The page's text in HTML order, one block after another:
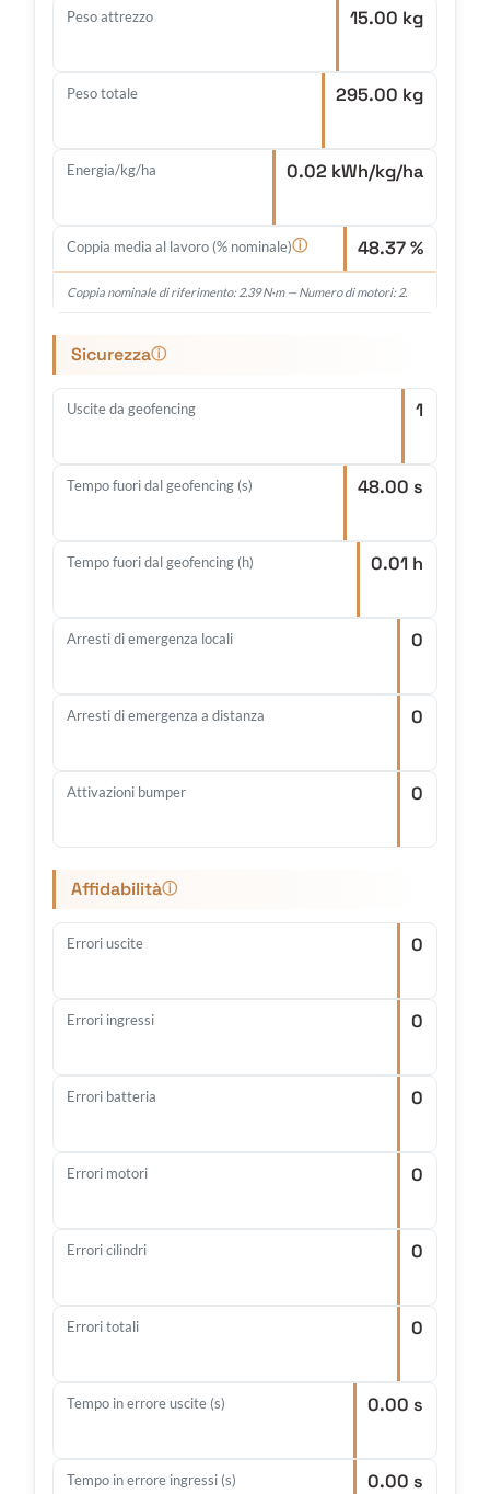
Peso attrezzo 15.00 kg
Peso totale 295.00 kg
Energia/kg/ha 0.02 kWh/kg/ha
Coppia media al lavoro (% nominale)ⓘ 48.37 %
Coppia nominale di riferimento: 2.39 N·m — Numero di motori: 2.
Sicurezzaⓘ
Uscite da geofencing 1
Tempo fuori dal geofencing (s) 48.00 s
Tempo fuori dal geofencing (h) 0.01 h
Arresti di emergenza locali 0
Arresti di emergenza a distanza 0
Attivazioni bumper 0
Affidabilitàⓘ
Errori uscite 0
Errori ingressi 0
Errori batteria 0
Errori motori 0
Errori cilindri 0
Errori totali 0
Tempo in errore uscite (s) 0.00 s
Tempo in errore ingressi (s) 0.00 s